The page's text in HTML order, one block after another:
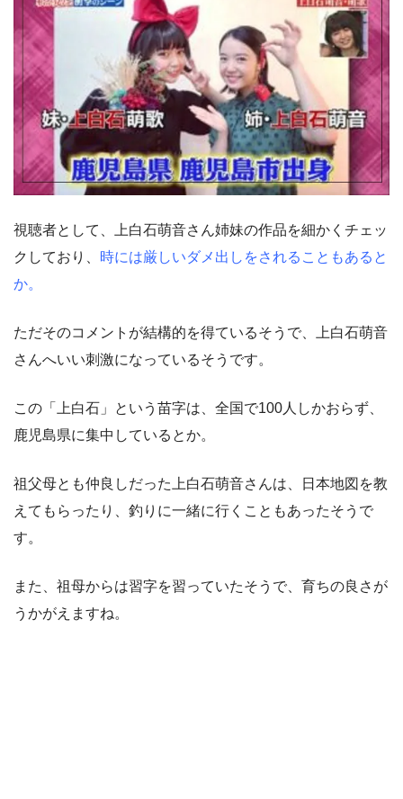
視聴者として、上白石萌音さん姉妹の作品を細かくチェッ
クしており、 時には厳しいダメ出しをされることもあると
か。
ただそのコメントが結構的を得ているそうで、上白石萌音
さんへいい刺激になっているそうです。
この「上白石」という苗字は、全国で100人しかおらず、
鹿児島県に集中しているとか。
祖父母とも仲良しだった上白石萌音さんは、日本地図を教
えてもらったり、釣りに一緒に行くこともあったそうで
す。
また、祖母からは習字を習っていたそうで、育ちの良さが
うかがえますね。